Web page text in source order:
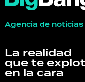
Agencia de
La realidad
que te
en la cara